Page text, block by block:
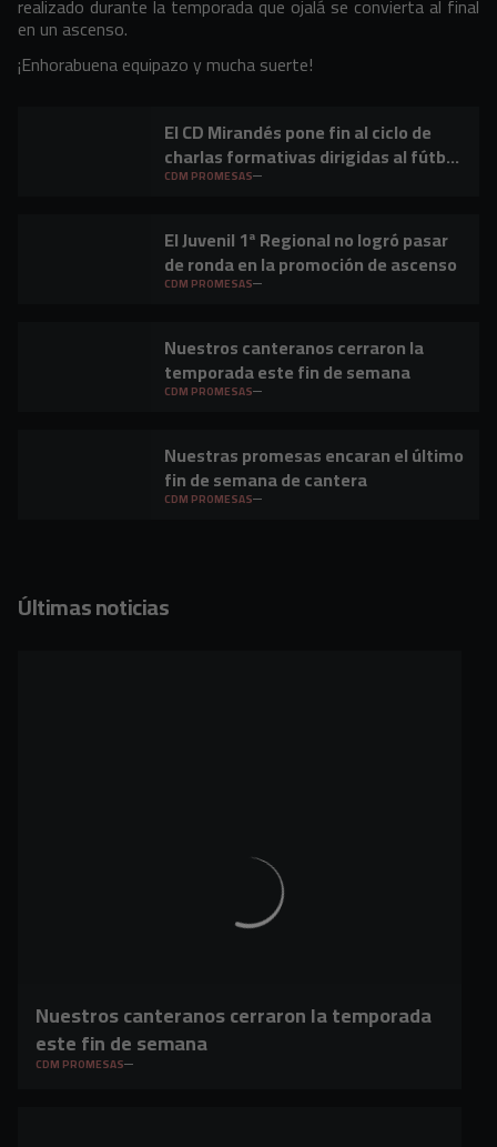
realizado durante la temporada que ojalá se convierta al final
en un ascenso.
¡Enhorabuena equipazo y mucha suerte!
El CD Mirandés pone fin al ciclo de
charlas formativas dirigidas al fútbol
base
CDM PROMESAS
El Juvenil 1ª Regional no logró pasar
de ronda en la promoción de ascenso
CDM PROMESAS
Nuestros canteranos cerraron la
temporada este fin de semana
CDM PROMESAS
Nuestras promesas encaran el último
fin de semana de cantera
CDM PROMESAS
Últimas noticias
Nuestros canteranos cerraron la temporada
este fin de semana
CDM PROMESAS